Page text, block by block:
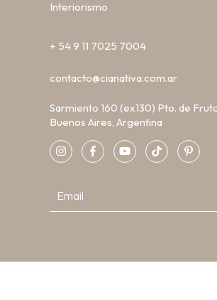
Interiorismo
+ 54 9 11 7025 7004
contacto@cianativa.com.ar
Sarmiento 160 (ex130) Pto. de
Buenos Aires, Argentina